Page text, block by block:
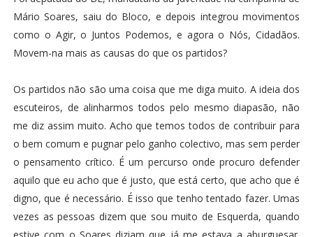
Mário Soares, saiu do Bloco, e depois integrou movimentos
como o Agir, o Juntos Podemos, e agora o Nós, Cidadãos.
Movem-na mais as causas do que os partidos?
Os partidos não são uma coisa que me diga muito. A ideia dos
escuteiros, de alinharmos todos pelo mesmo diapasão, não
me diz assim muito. Acho que temos todos de contribuir para
o bem comum e pugnar pelo ganho colectivo, mas sem perder
o pensamento crítico. É um percurso onde procuro defender
aquilo que eu acho que é justo, que está certo, que acho que é
digno, que é necessário. É isso que tenho tentado fazer. Umas
vezes as pessoas dizem que sou muito de Esquerda, quando